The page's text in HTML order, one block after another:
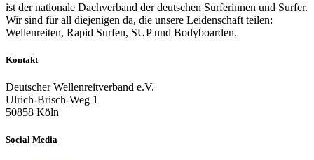
ist der nationale Dachverband der deutschen Surferinnen und Surfer.
Wir sind für all diejenigen da, die unsere Leidenschaft teilen:
Wellenreiten, Rapid Surfen, SUP und Bodyboarden.
Kontakt
Deutscher Wellenreitverband e.V.
Ulrich-Brisch-Weg 1
50858 Köln
Social Media